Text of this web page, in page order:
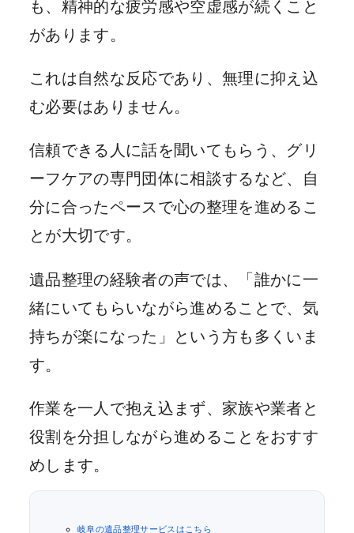
も、精神的な疲労感や空虚感が続くこと
があります。
これは自然な反応であり、無理に抑え込
む必要はありません。
信頼できる人に話を聞いてもらう、グリ
ーフケアの専門団体に相談するなど、自
分に合ったペースで心の整理を進めるこ
とが大切です。
遺品整理の経験者の声では、「誰かに一
緒にいてもらいながら進めることで、気
持ちが楽になった」という方も多くいま
す。
作業を一人で抱え込まず、家族や業者と
役割を分担しながら進めることをおすす
めします。
岐阜の遺品整理サービスはこちら